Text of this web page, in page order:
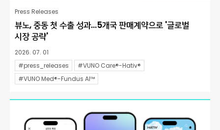
Press Releases
뷰노, 중동 첫 수출 성과…5개국 판매계약으로 '글로벌
시장 공략'
2026. 07. 01
#press_releases
#VUNO Care®-Hativ®
#VUNO Med®-Fundus AI™